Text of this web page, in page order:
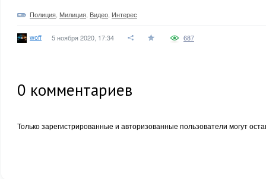
Полиция Милиция Видео Интерес
woff 5 ноября 2020, 17:34 687
0 комментариев
Только зарегистрированные и авторизованные пользователи могут